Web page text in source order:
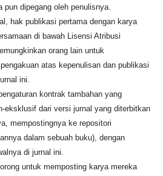
dipegang oleh penulisnya.
hak publikasi pertama dengan karya
di bawah Lisensi Atribusi
orang lain untuk
atas kepenulisan dan publikasi
ini.
kontrak tambahan yang
eksklusif dari versi jurnal yang diterbitkan
mempostingnya ke repositori
dalam sebuah buku), dengan
di jurnal ini.
untuk memposting karya mereka